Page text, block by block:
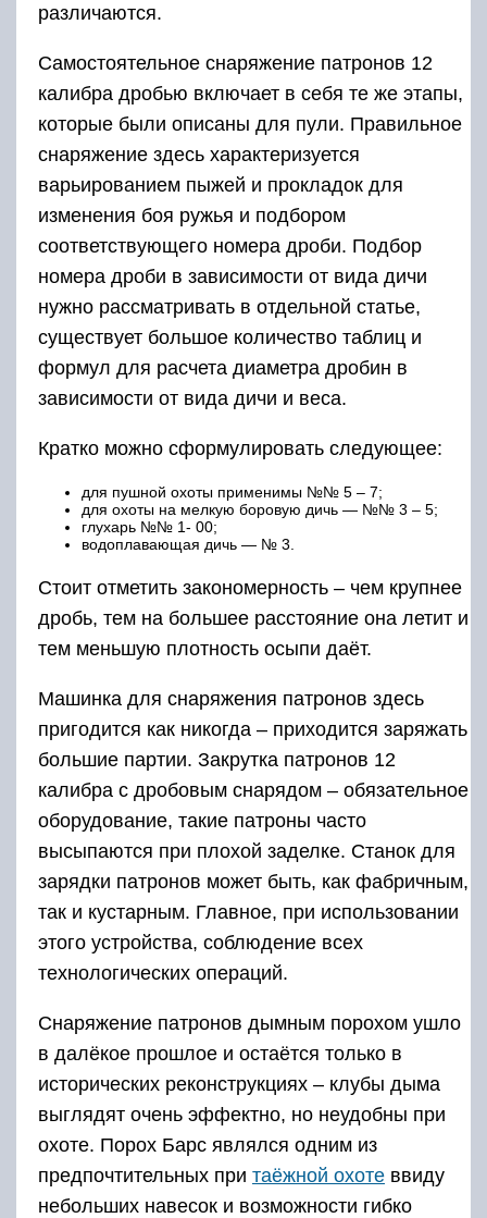
различаются.
Самостоятельное снаряжение патронов 12
калибра дробью включает в себя те же этапы,
которые были описаны для пули. Правильное
снаряжение здесь характеризуется
варьированием пыжей и прокладок для
изменения боя ружья и подбором
соответствующего номера дроби. Подбор
номера дроби в зависимости от вида дичи
нужно рассматривать в отдельной статье,
существует большое количество таблиц и
формул для расчета диаметра дробин в
зависимости от вида дичи и веса.
Кратко можно сформулировать следующее:
для пушной охоты применимы №№ 5 – 7;
для охоты на мелкую боровую дичь — №№ 3 – 5;
глухарь №№ 1- 00;
водоплавающая дичь — № 3.
Стоит отметить закономерность – чем крупнее
дробь, тем на большее расстояние она летит и
тем меньшую плотность осыпи даёт.
Машинка для снаряжения патронов здесь
пригодится как никогда – приходится заряжать
большие партии. Закрутка патронов 12
калибра с дробовым снарядом – обязательное
оборудование, такие патроны часто
высыпаются при плохой заделке. Станок для
зарядки патронов может быть, как фабричным,
так и кустарным. Главное, при использовании
этого устройства, соблюдение всех
технологических операций.
Снаряжение патронов дымным порохом ушло
в далёкое прошлое и остаётся только в
исторических реконструкциях – клубы дыма
выглядят очень эффектно, но неудобны при
охоте. Порох Барс являлся одним из
предпочтительных при таёжной охоте ввиду
небольших навесок и возможности гибко